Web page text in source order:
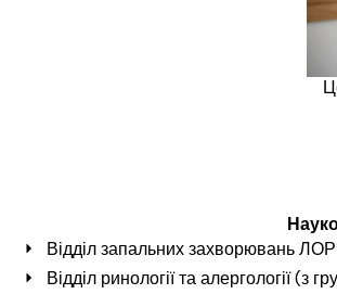
Відділ запальних захворювань ЛОР-
Відділ ринології та алергології (з